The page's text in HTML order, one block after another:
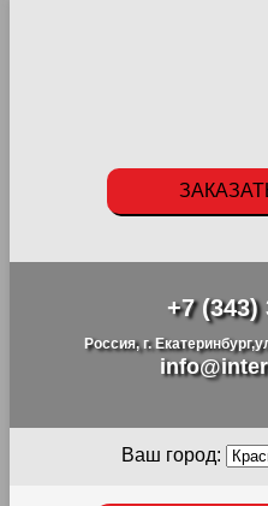
+7 (343)
Россия, г.
Ваш город: